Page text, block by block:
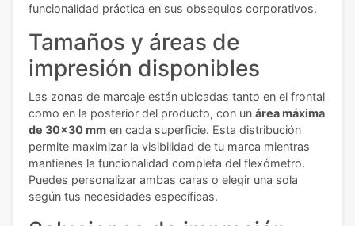
funcionalidad práctica en sus obsequios corporativos.
Tamaños y áreas de
impresión disponibles
Las zonas de marcaje están ubicadas tanto en el frontal
como en la posterior del producto, con un área máxima
de 30x30 mm en cada superficie. Esta distribución
permite maximizar la visibilidad de tu marca mientras
mantienes la funcionalidad completa del flexómetro.
Puedes personalizar ambas caras o elegir una sola
según tus necesidades específicas.